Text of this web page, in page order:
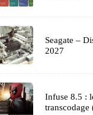
Seagate –
2027
Infuse 8.5 :